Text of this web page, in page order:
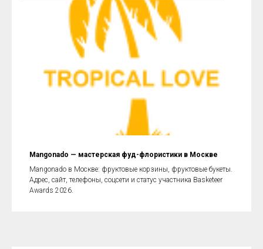
Mangonado — мастерская фуд-флористики в Москве
Mangonado в Москве: фруктовые корзины, фруктовые букеты.
Адрес, сайт, телефоны, соцсети и статус участника Basketeer
Awards 2026.